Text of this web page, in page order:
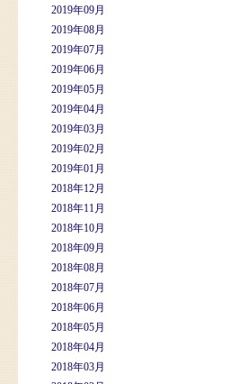
2019年09月
2019年08月
2019年07月
2019年06月
2019年05月
2019年04月
2019年03月
2019年02月
2019年01月
2018年12月
2018年11月
2018年10月
2018年09月
2018年08月
2018年07月
2018年06月
2018年05月
2018年04月
2018年03月